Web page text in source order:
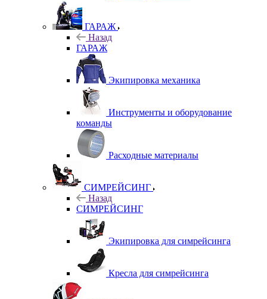
ГАРАЖ
Назад
ГАРАЖ
Экипировка механика
Инструменты и оборудование
команды
Расходные материалы
СИМРЕЙСИНГ
Назад
СИМРЕЙСИНГ
Экипировка для симрейсинга
Кресла для симрейсинга